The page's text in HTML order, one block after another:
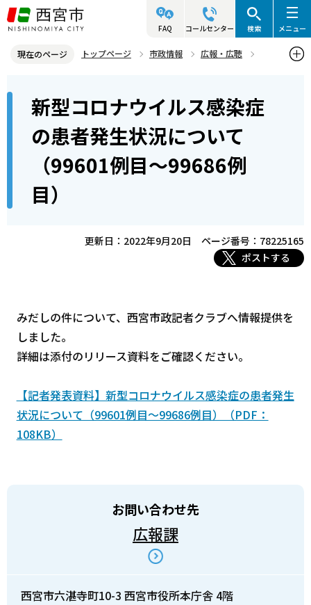
こ
の
ジ
FAQ コールセンター 検索 メニュー
現在のページ トップページ 市政情報
広報・広聴
新型コロナウイルス感染症の患者発生状況について（99601例目～9
9686例目）
新型コロナウイルス感染症
の患者発生状況について
（99601例目～99686例
目）
更新日：2022年9月20日
ページ番号：78225165
ポストする
みだしの件について、西宮市政記者クラブへ情報提供を
しました。
詳細は添付のリリース資料をご確認ください。
【記者発表資料】新型コロナウイルス感染症の患者発生
状況について（99601例目～99686例目）（PDF：
108KB）
お問い合わせ先
広報課
西宮市六湛寺町10-3 西宮市役所本庁舎 4階